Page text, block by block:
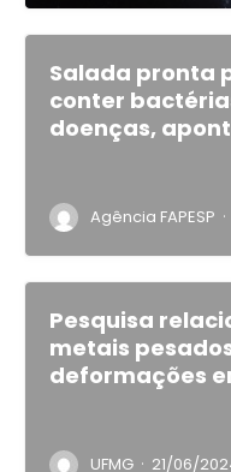
Salada pronta
conter
doenças,
Agência FAPESP ·
Pesquisa
metais
deformações
UFMG · 21/06/